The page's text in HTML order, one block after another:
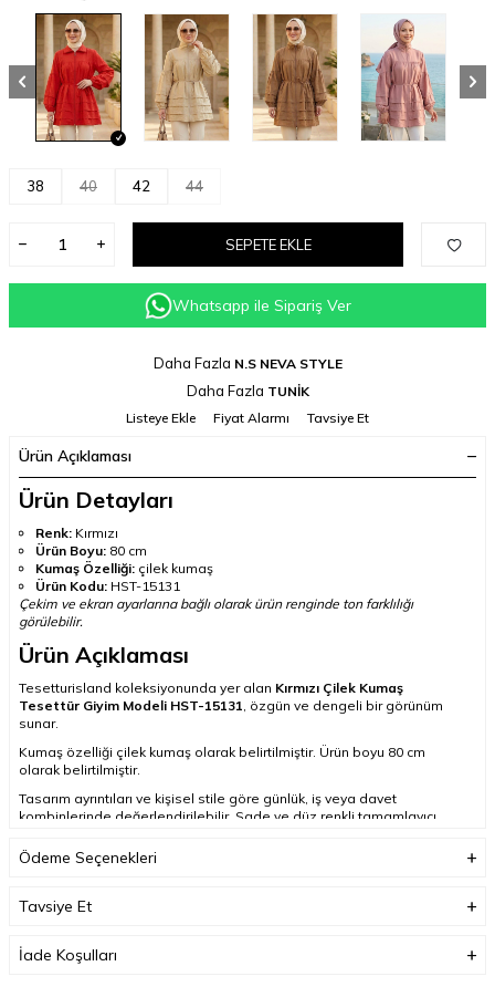
38 40 42 44
SEPETE EKLE
Whatsapp ile Sipariş Ver
Daha Fazla N.S NEVA STYLE
Daha Fazla TUNİK
Listeye Ekle
Fiyat Alarmı Tavsiye Et
Ürün Açıklaması
Ürün Detayları
Renk: Kırmızı
Ürün Boyu: 80 cm
Kumaş Özelliği: çilek kumaş
Ürün Kodu: HST-15131
Çekim ve ekran ayarlarına bağlı olarak ürün renginde ton farklılığı
görülebilir.
Ürün Açıklaması
Tesetturisland koleksiyonunda yer alan Kırmızı Çilek Kumaş
Tesettür Giyim Modeli HST-15131, özgün ve dengeli bir görünüm
sunar.
Kumaş özelliği çilek kumaş olarak belirtilmiştir. Ürün boyu 80 cm
olarak belirtilmiştir.
Tasarım ayrıntıları ve kişisel stile göre günlük, iş veya davet
kombinlerinde değerlendirilebilir. Sade ve düz renkli tamamlayıcı
oluşturulabilir.
eşarp ve aksesuar seçimleriyle tamamlanabilir.
Ürün hangi renktir?
Ödeme Seçenekleri
Tavsiye Et
İade Koşulları